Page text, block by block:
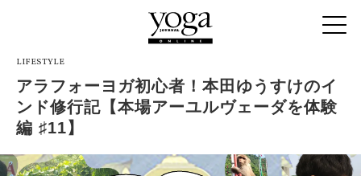
LIFESTYLE
アラフォーヨガ初心者！本田ゆうすけのイ
ンド修行記【本場アーユルヴェーダを体験
編 ♯11】